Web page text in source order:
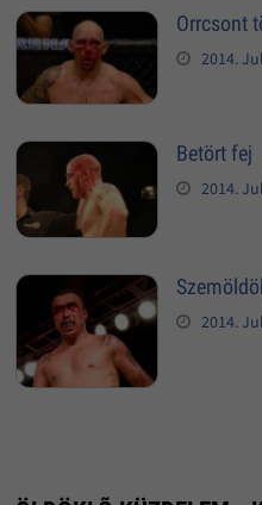
Orrcsont
2014.
Betört fej
2014.
2014.